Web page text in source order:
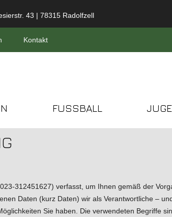
43 | 78315 Radolfzell
Kontakt
FUSSBALL
312451627) verfasst, um Ihnen gemäß der
Daten (kurz Daten) wir als Verantwortliche –
Sie haben. Die verwendeten Begriffe